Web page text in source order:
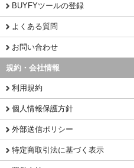
BUYFYツールの登録
よくある質問
お問い合わせ
規約・会社情報
利用規約
個人情報保護方針
外部送信ポリシー
特定商取引法に基づく表示